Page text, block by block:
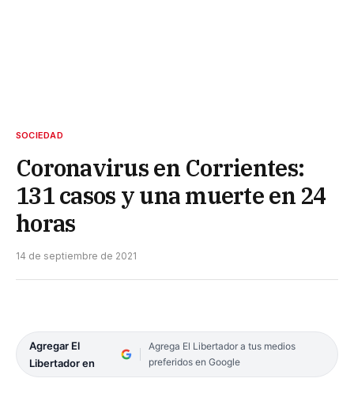
SOCIEDAD
Coronavirus en Corrientes:
131 casos y una muerte en 24
horas
14 de septiembre de 2021
Agregar El
Libertador en
Agrega El Libertador a tus medios
preferidos en Google